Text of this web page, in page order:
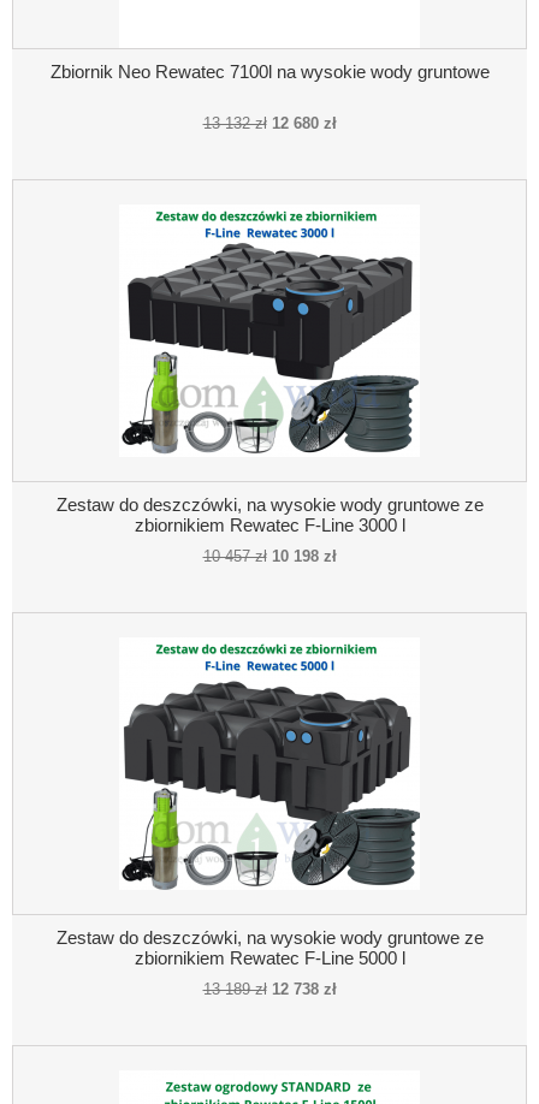
Zbiornik Neo Rewatec 7100l na wysokie wody gruntowe
13 132 zł 12 680 zł
Zestaw do deszczówki, na wysokie wody gruntowe ze
zbiornikiem Rewatec F-Line 3000 l
10 457 zł 10 198 zł
Zestaw do deszczówki, na wysokie wody gruntowe ze
zbiornikiem Rewatec F-Line 5000 l
13 189 zł 12 738 zł